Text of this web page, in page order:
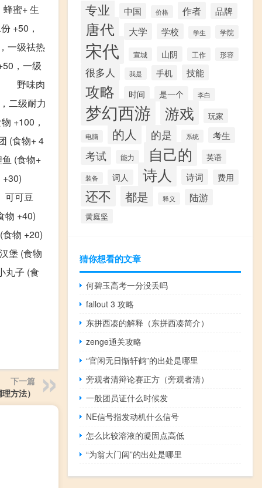
蜜+ 生
+50，
一级祛热
，一级
野味肉
二级耐力
+100，
(食物+ 4
(食物+
+30)
可豆
+40)
物 +20)
堡 (食物
子 (食
下一篇
方法）
专业 中国 价格 作者 品牌
唐代 大学 学校 学生 学院
宋代 宣城 山阴 工作 形容
很多人 我是 手机 技能
攻略 时间 是一个 李白
梦幻西游 游戏 玩家
电脑 的人 的是 系统 考生
考试 能力 自己的 英语
装备 词人 诗人 诗词 费用
还不 都是 释义 陆游
黄庭坚
猜你想看的文章
何碧玉高考一分没丢吗
fallout 3 攻略
东拼西凑的解释（东拼西凑简介）
zenge通关攻略
“官闲无日惭轩鹤”的出处是哪里
旁观者清辩论赛正方（旁观者清）
一般团员证什么时候发
NE信号指发动机什么信号
怎么比较溶液的凝固点高低
“为翁大门闾”的出处是哪里